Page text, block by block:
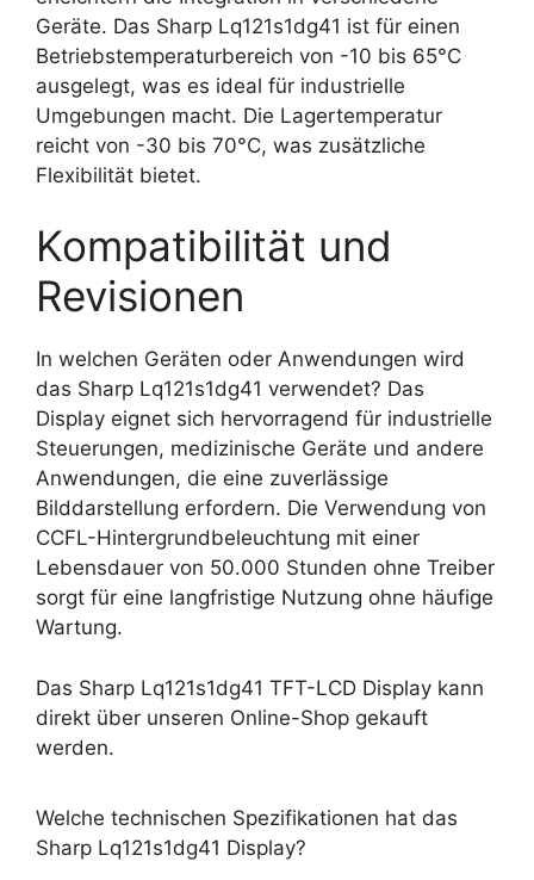
Geräte. Das Sharp Lq121s1dg41 ist für einen
Betriebstemperaturbereich von -10 bis 65°C
ausgelegt, was es ideal für industrielle
Umgebungen macht. Die Lagertemperatur
reicht von -30 bis 70°C, was zusätzliche
Flexibilität bietet.
Kompatibilität und
Revisionen
In welchen Geräten oder Anwendungen wird
das Sharp Lq121s1dg41 verwendet? Das
Display eignet sich hervorragend für industrielle
Steuerungen, medizinische Geräte und andere
Anwendungen, die eine zuverlässige
Bilddarstellung erfordern. Die Verwendung von
CCFL-Hintergrundbeleuchtung mit einer
Lebensdauer von 50.000 Stunden ohne Treiber
sorgt für eine langfristige Nutzung ohne häufige
Wartung.
Das Sharp Lq121s1dg41 TFT-LCD Display kann
direkt über unseren Online-Shop gekauft
werden.
Welche technischen Spezifikationen hat das
Sharp Lq121s1dg41 Display?